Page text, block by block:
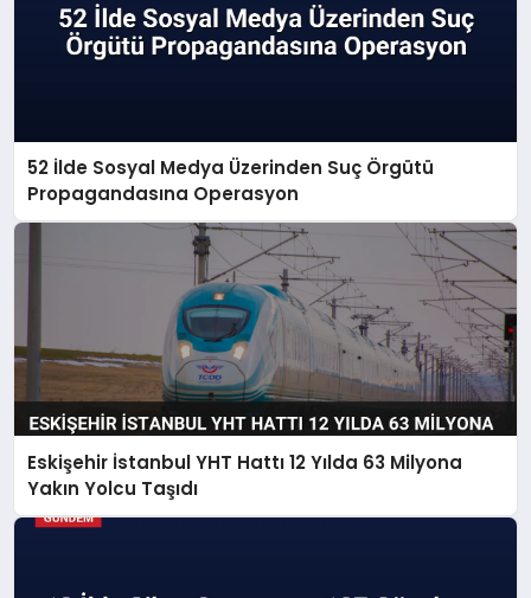
52 İlde Sosyal Medya Üzerinden Suç Örgütü
Propagandasına Operasyon
Eskişehir İstanbul YHT Hattı 12 Yılda 63 Milyona
Yakın Yolcu Taşıdı